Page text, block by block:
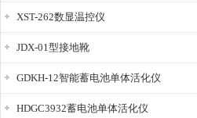
XST-262数显温控仪
JDX-01型接地靴
GDKH-12智能蓄电池单体活化仪
HDGC3932蓄电池单体活化仪